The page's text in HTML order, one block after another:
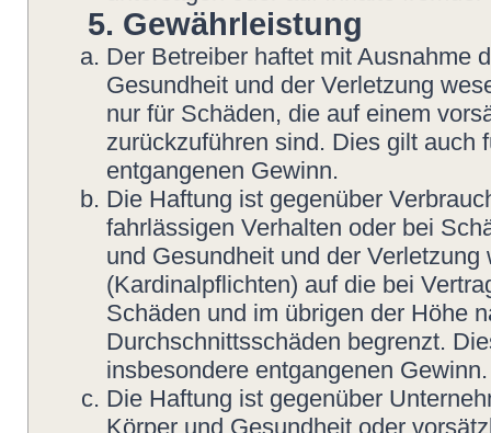
5. Gewährleistung
Der Betreiber haftet mit Ausnahme
Gesundheit und der Verletzung
nur für Schäden, die auf einem
zurückzuführen sind. Dies gilt auch
entgangenen Gewinn.
Die Haftung ist gegenüber
fahrlässigen Verhalten oder bei
und Gesundheit und der
(Kardinalpflichten) auf die bei
Schäden und im übrigen der Höhe
Durchschnittsschäden begrenzt.
insbesondere entgangenen Gewinn.
Die Haftung ist gegenüber
Körper und Gesundheit oder